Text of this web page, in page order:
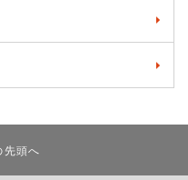
先頭へ